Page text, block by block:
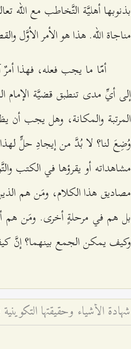
بذنوبها أهليَّة التَّخاطب مع الله
مناجاة الله. هذا هو الأمر الأوَّل
أمّا ما يجب فعله، فهذا أمرٌ
إلى أيِّ مدى تنطبق قضيَّة الإمام
المرتبة والمكانة، وهل يجب أن
وُضِعَ لنا؟ لا بُدَّ من إيجادِ حلٍّ لهذا
مشاهداته أو يقرؤها في الكتب
مصاديق هذا الكلام، ومَن هم
بل هم في مرحلةٍ أخرى. ومَن هم
وكيف يمكن الجمع بينهما؟ إنَّ